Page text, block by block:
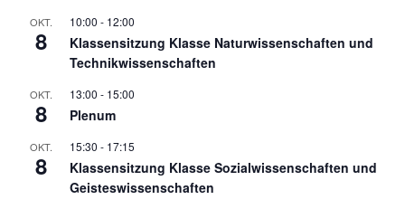
OKT.
8
10:00 - 12:00
Klassensitzung Klasse Naturwissenschaften und
Technikwissenschaften
OKT.
8
13:00 - 15:00
Plenum
OKT.
8
15:30 - 17:15
Klassensitzung Klasse Sozialwissenschaften und
Geisteswissenschaften